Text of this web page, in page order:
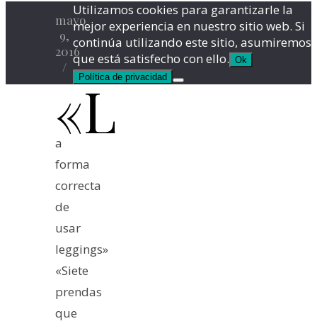
mayo
9,
2016
/
«L
a
forma
correcta
de
usar
leggings»
«Siete
prendas
que
Utilizamos cookies para garantizarle la
mejor experiencia en nuestro sitio web. Si
continúa utilizando este sitio, asumiremos
que está satisfecho con ello. Ok
Política de privacidad